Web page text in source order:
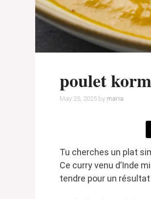
poulet
May 25, 2025 by maria
Tu cherches un plat
Ce curry venu d’Inde
tendre pour un